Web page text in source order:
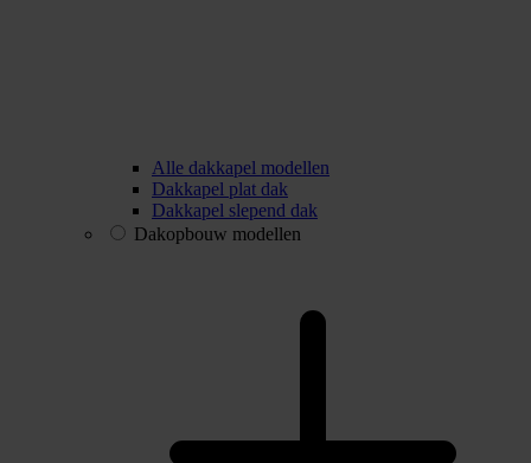
Alle dakkapel modellen
Dakkapel plat dak
Dakkapel slepend dak
Dakopbouw modellen